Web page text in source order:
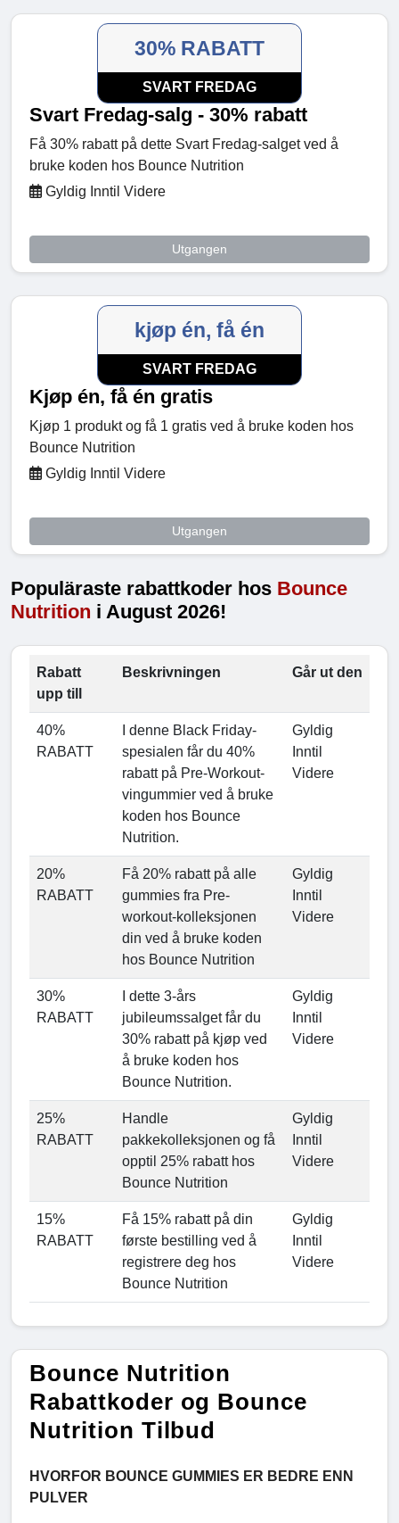
30% RABATT
SVART FREDAG
Svart Fredag-salg - 30% rabatt
Få 30% rabatt på dette Svart Fredag-salget ved å
bruke koden hos Bounce Nutrition
Gyldig Inntil Videre
Utgangen
kjøp én, få én
SVART FREDAG
Kjøp én, få én gratis
Kjøp 1 produkt og få 1 gratis ved å bruke koden hos
Bounce Nutrition
Gyldig Inntil Videre
Utgangen
Populäraste rabattkoder hos Bounce
Nutrition i August 2026!
Rabatt
upp till
Beskrivningen Går ut den
40%
RABATT
I denne Black Friday-
spesialen får du 40%
rabatt på Pre-Workout-
vingummier ved å bruke
koden hos Bounce
Nutrition.
Gyldig
Inntil
Videre
20%
RABATT
Få 20% rabatt på alle
gummies fra Pre-
workout-kolleksjonen
din ved å bruke koden
hos Bounce Nutrition
Gyldig
Inntil
Videre
30%
RABATT
I dette 3-års
jubileumssalget får du
30% rabatt på kjøp ved
å bruke koden hos
Bounce Nutrition.
Gyldig
Inntil
Videre
25%
RABATT
Handle
pakkekolleksjonen og få
opptil 25% rabatt hos
Bounce Nutrition
Gyldig
Inntil
Videre
15%
RABATT
Få 15% rabatt på din
første bestilling ved å
registrere deg hos
Bounce Nutrition
Gyldig
Inntil
Videre
Bounce Nutrition
Rabattkoder og Bounce
Nutrition Tilbud
HVORFOR BOUNCE GUMMIES ER BEDRE ENN
PULVER